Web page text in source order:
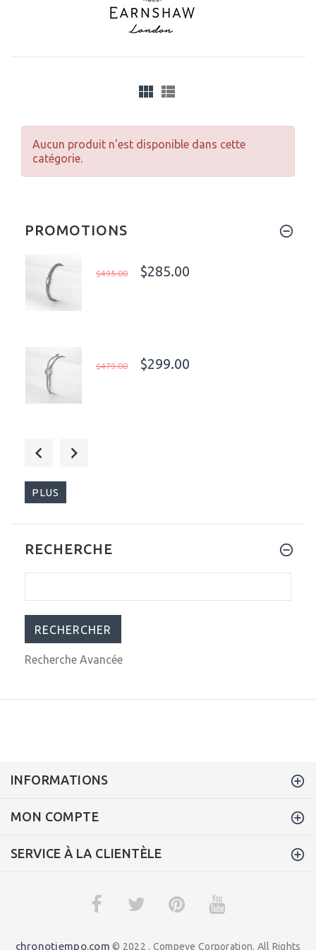
Aucun produit n'est disponible dans cette
catégorie.
PROMOTIONS
$495.00 $285.00
$479.00 $299.00
$800.00
PLUS
RECHERCHE
Recherche Avancée
INFORMATIONS
MON COMPTE
SERVICE À LA CLIENTÈLE
chronotiempo.com © 2022 . Compeve Corporation. All Rights